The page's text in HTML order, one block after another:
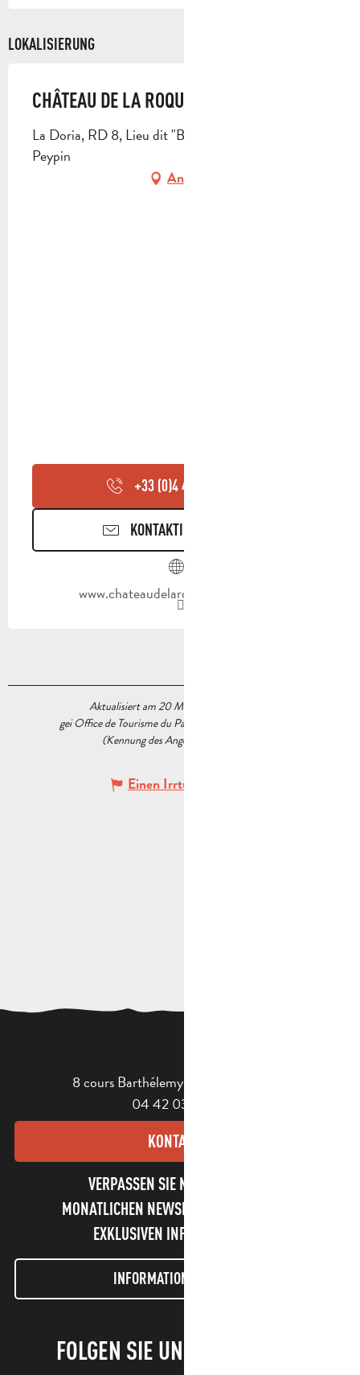
LOKALISIERUNG
CHÂTEAU DE LA ROQUE FORCADE
La Doria, RD 8, Lieu dit "Baume de Marron", 13124
Peypin
Anfahrt
+33 (0)4 42 98 81
KONTAKTIEREN SIE UNS
www.chateaudelaroqueforcade.com
Aktualisiert am 20 März 2026 Um 09:13
gei Office de Tourisme du Pays d’Aubagne et de l’Étoile
(Kennung des Angebots :
Einen Irrtum angeben
8 cours Barthélemy - 13400 Aubagne
04 42 03 49 98
KONTAKT
VERPASSEN SIE NICHT UNSEREN
MONATLICHEN NEWSLETTER UND UNSERE
EXKLUSIVEN INFORMATIONEN!
INFORMATIONEN LETTER
FOLGEN SIE UNS!